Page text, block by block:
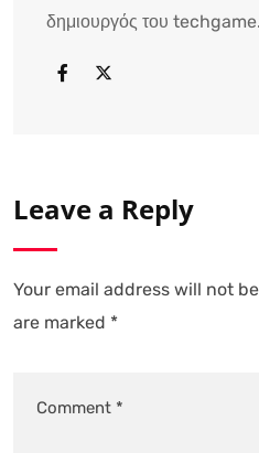
δημιουργός του
Leave a Reply
Your email address will not
are marked *